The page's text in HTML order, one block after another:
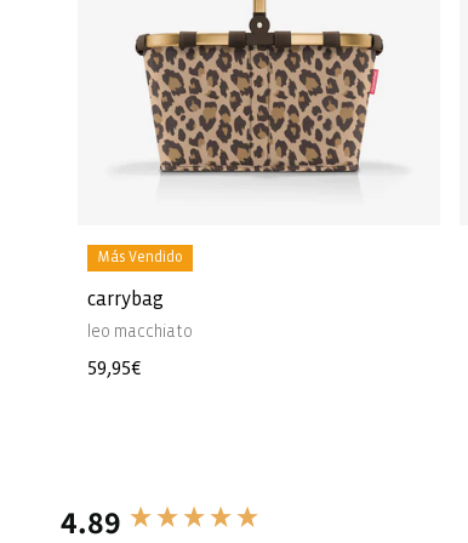
Más Vendido
carrybag
leo macchiato
Precio
59,95€
4.89
New content loaded